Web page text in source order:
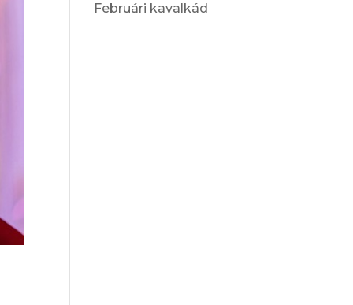
Februári kavalkád